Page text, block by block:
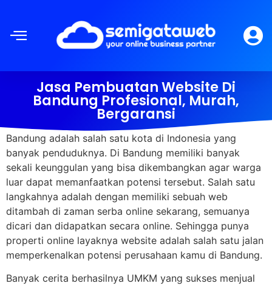
Jasa Pembuatan Website Di
Bandung Profesional, Murah,
Bergaransi
Bandung adalah salah satu kota di Indonesia yang
banyak penduduknya. Di Bandung memiliki banyak
sekali keunggulan yang bisa dikembangkan agar warga
luar dapat memanfaatkan potensi tersebut. Salah satu
langkahnya adalah dengan memiliki sebuah web
ditambah di zaman serba online sekarang, semuanya
dicari dan didapatkan secara online. Sehingga punya
properti online layaknya website adalah salah satu jalan
memperkenalkan potensi perusahaan kamu di Bandung.
Banyak cerita berhasilnya UMKM yang sukses menjual